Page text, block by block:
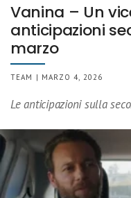
Vanina – Un
anticipazioni
marzo
TEAM | MARZO 4, 2026
Le anticipazioni sulla